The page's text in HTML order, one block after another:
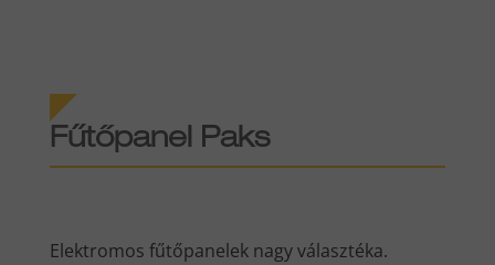
Fűtőpanel Paks
Elektromos fűtőpanelek nagy választéka.